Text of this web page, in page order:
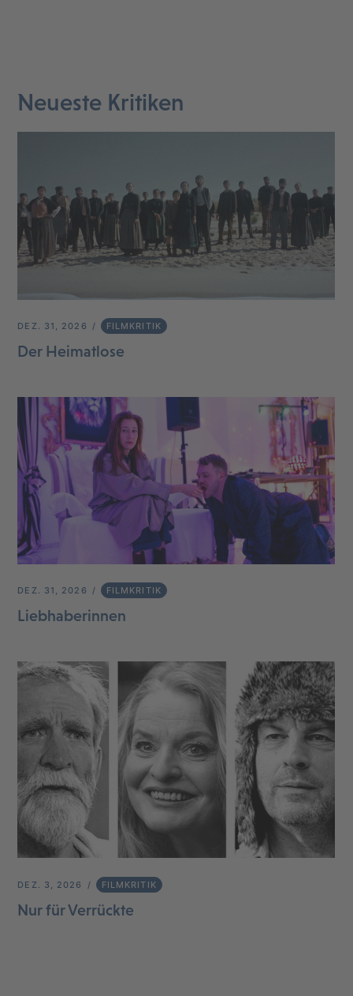
Neueste Kritiken
DEZ. 31, 2026 FILMKRITIK
Der Heimatlose
DEZ. 31, 2026 FILMKRITIK
Liebhaberinnen
DEZ. 3, 2026 FILMKRITIK
Nur für Verrückte